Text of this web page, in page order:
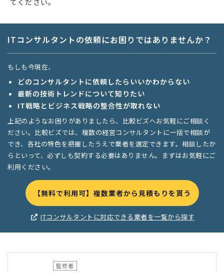
てください。
ITコンサルタントの依頼にお困りではありませんか？
もしも今現在、
どのコンサルタントに依頼したらいいかわからない
最新の技術トレンドについて知りたい
IT戦略とビジネス戦略の整合性が取れない
上記のようなお困りがありましたら、比較ビズへお気軽にご相談く
ださい。比較ビズでは、複数の経営コンサルタントに一括で相談が
でき、各社の特色を把握したうえで業者を選定できます。相談したか
らといって、必ずしも契約する必要はありません。まずはお気軽にご
利用ください。
【無料で利用可】複数業者から見積もりを貰う
ITコンサルタントに対応できる業者を一覧から探す
監修者